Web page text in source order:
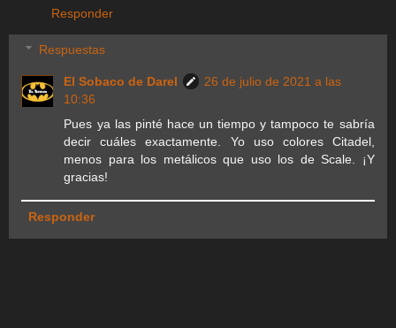
Responder
Respuestas
El Sobaco de Darel
26 de julio de 2021 a las
10:36
Pues ya las pinté hace un tiempo y tampoco te sabría
decir cuáles exactamente. Yo uso colores Citadel,
menos para los metálicos que uso los de Scale. ¡Y
gracias!
Responder